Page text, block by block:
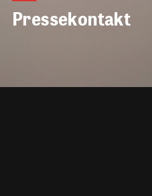
Pressekontakt